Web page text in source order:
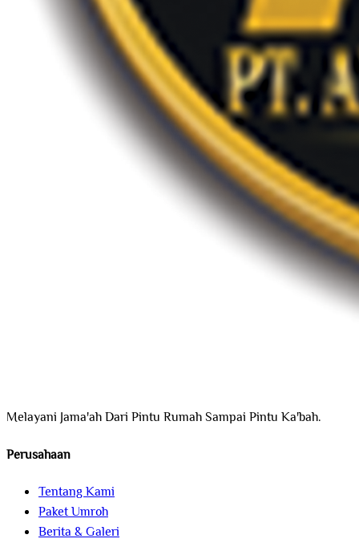
Melayani Jama'ah Dari Pintu Rumah Sampai Pintu Ka'bah.
Perusahaan
Tentang Kami
Paket Umroh
Berita & Galeri